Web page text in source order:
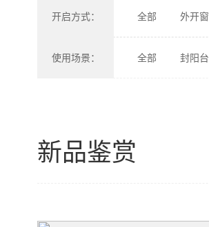
开启方式： 全部 外开窗
使用场景： 全部 封阳台
新品鉴赏